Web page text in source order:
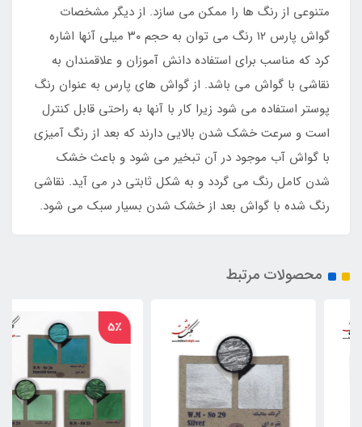
متنوعی از رنگ ها را ممکن می سازد. از دیگر مشخصات
گواش پارس ۱۲ رنگ می توان به حجم ۳۰ میلی آنها اشاره
کرد که مناسب برای استفاده دانش آموزان و علاقمندان به
نقاشی با گواش می باشد. از گواش های پارس به عنوان رنگ
پوستر استفاده می شود زیرا کار با آنها به راحتی قابل کنترل
است و سرعت خشک شدن بالایی دارند که بعد از رنگ آمیزی
با گواش آب موجود در آن تبخیر می شود و باعث خشک
شدن کامل رنگ می گردد و به شکل ثابتی در می آید. نقاشی
رنگ شده با گواش بعد از خشک شدن بسیار سبک می شود.
محصولات مرتبط